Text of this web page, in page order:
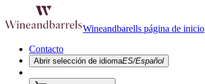
Wineandbarells página de inicio
Contacto
Abrir selección de idiomaES/Español